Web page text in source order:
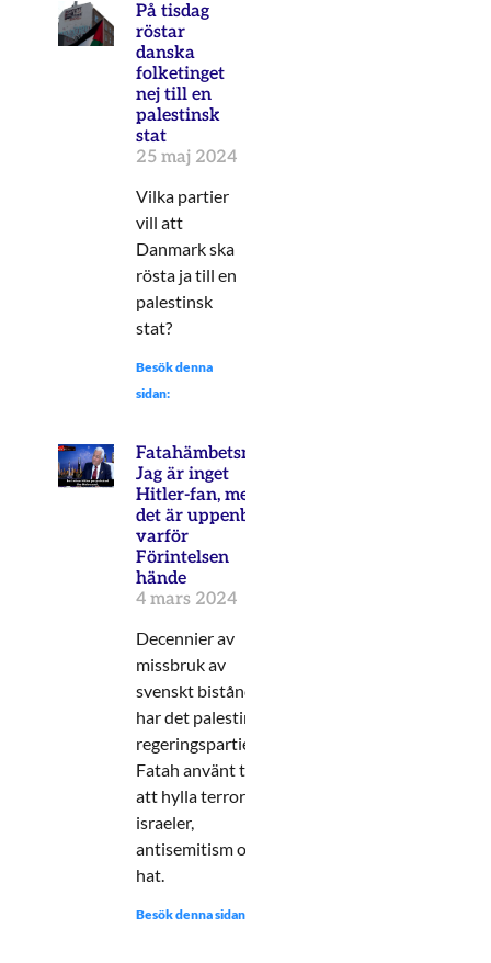
På tisdag
röstar
danska
folketinget
nej till en
palestinsk
stat
25 maj 2024
Vilka partier
vill att
Danmark ska
rösta ja till en
palestinsk
stat?
Besök denna
sidan:
Fatahämbetsman:
Jag är inget
Hitler-fan, men
det är uppenbart
varför
Förintelsen
hände
4 mars 2024
Decennier av
missbruk av
svenskt bistånd
har det palestinska
regeringspartiet
Fatah använt till
att hylla terror mot
israeler,
antisemitism och
hat.
Besök denna sidan: